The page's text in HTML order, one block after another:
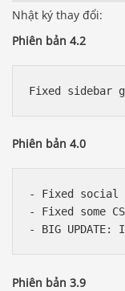
Nhật ký thay đổi:
Phiên bản 4.2
Phiên bản 4.0
- Fixed social
- Fixed some
Phiên bản 3.9